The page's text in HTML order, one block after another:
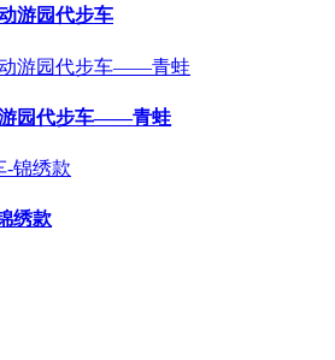
游园代步车
园代步车——青蛙
绣款